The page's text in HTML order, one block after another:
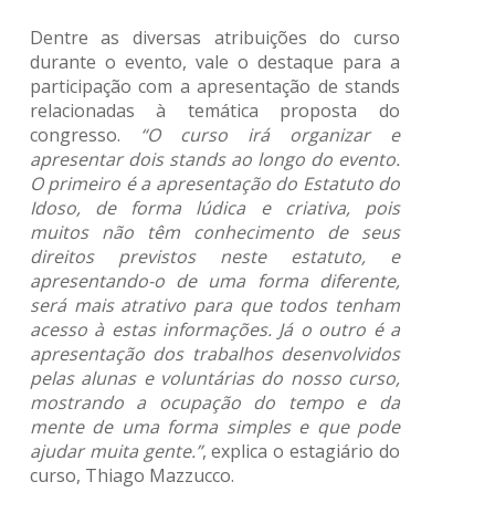
Dentre as diversas atribuições do curso
durante o evento, vale o destaque para a
participação com a apresentação de stands
relacionadas à temática proposta do
congresso. “O curso irá organizar e
apresentar dois stands ao longo do evento.
O primeiro é a apresentação do Estatuto do
Idoso, de forma lúdica e criativa, pois
muitos não têm conhecimento de seus
direitos previstos neste estatuto, e
apresentando-o de uma forma diferente,
será mais atrativo para que todos tenham
acesso à estas informações. Já o outro é a
apresentação dos trabalhos desenvolvidos
pelas alunas e voluntárias do nosso curso,
mostrando a ocupação do tempo e da
mente de uma forma simples e que pode
ajudar muita gente.”, explica o estagiário do
curso, Thiago Mazzucco.